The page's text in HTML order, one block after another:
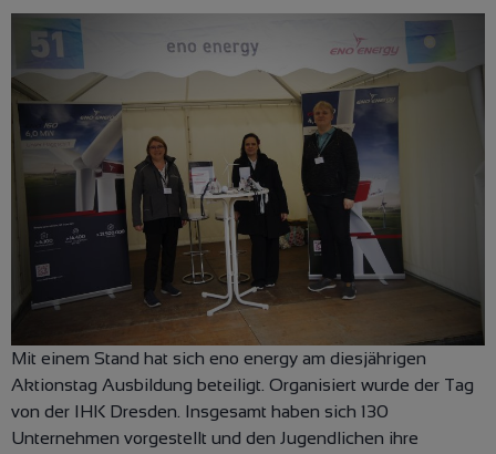
Mit einem Stand hat sich eno energy am diesjährigen
Aktionstag Ausbildung beteiligt. Organisiert wurde der Tag
von der IHK Dresden. Insgesamt haben sich 130
Unternehmen vorgestellt und den Jugendlichen ihre